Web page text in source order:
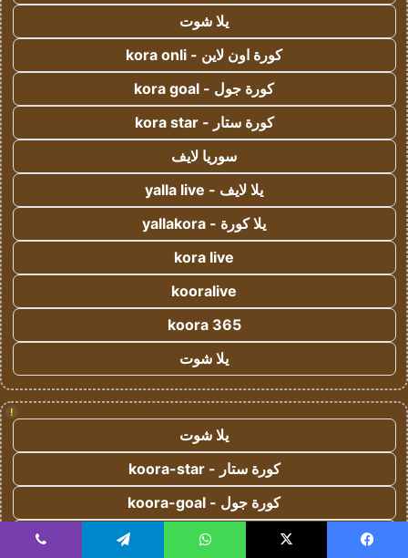
يلا شوت
كورة اون لاين - kora onli
كورة جول - kora goal
كورة ستار - kora star
سوريا لايف
يلا لايف - yalla live
يلا كورة - yallakora
kora live
kooralive
koora 365
يلا شوت
!
يلا شوت
كورة ستار - koora-star
كورة جول - koora-goal
يلا شوت